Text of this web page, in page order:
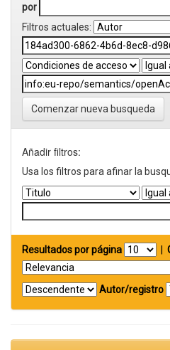
por
Filtros actuales:
Comenzar nueva busqueda
Añadir filtros:
Usa los filtros para afinar la
Resultados por página
Autor/registro